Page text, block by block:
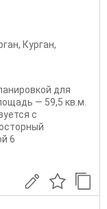
, Курган,
для
— 59,5 кв.м.
с
6